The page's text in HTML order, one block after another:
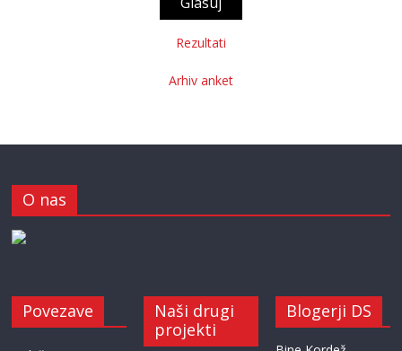
Rezultati
Arhiv anket
O nas
Povezave
Naši drugi
projekti
Blogerji DS